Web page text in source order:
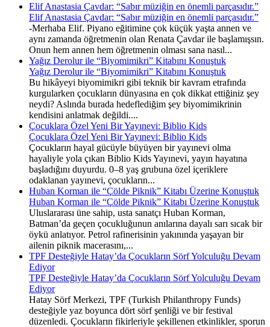
Elif Anastasia Çavdar: “Sabır müziğin en önemli parçasıdır.”
Elif Anastasia Çavdar: “Sabır müziğin en önemli parçasıdır.”
-Merhaba Elif. Piyano eğitimine çok küçük yaşta annen ve
aynı zamanda öğretmenin olan Renata Çavdar ile başlamışsın.
Onun hem annen hem öğretmenin olması sana nasıl...
Yağız Derolur ile “Biyomimikri” Kitabını Konuştuk
Yağız Derolur ile “Biyomimikri” Kitabını Konuştuk
Bu hikâyeyi biyomimikri gibi teknik bir kavram etrafında
kurgularken çocukların dünyasına en çok dikkat ettiğiniz şey
neydi? Aslında burada hedeflediğim şey biyomimikrinin
kendisini anlatmak değildi....
Çocuklara Özel Yeni Bir Yayınevi: Biblio Kids
Çocuklara Özel Yeni Bir Yayınevi: Biblio Kids
Çocukların hayal gücüyle büyüyen bir yayınevi olma
hayaliyle yola çıkan Biblio Kids Yayınevi, yayın hayatına
başladığını duyurdu. 0–8 yaş grubuna özel içeriklere
odaklanan yayınevi, çocukların...
Huban Korman ile “Çölde Piknik” Kitabı Üzerine Konuştuk
Huban Korman ile “Çölde Piknik” Kitabı Üzerine Konuştuk
Uluslararası üne sahip, usta sanatçı Huban Korman,
Batman’da geçen çocukluğunun anılarına dayalı sarı sıcak bir
öykü anlatıyor. Petrol rafinerisinin yakınında yaşayan bir
ailenin piknik macerasını,...
TPF Desteğiyle Hatay’da Çocukların Sörf Yolculuğu Devam
Ediyor
TPF Desteğiyle Hatay’da Çocukların Sörf Yolculuğu Devam
Ediyor
Hatay Sörf Merkezi, TPF (Turkish Philanthropy Funds)
desteğiyle yaz boyunca dört sörf şenliği ve bir festival
düzenledi. Çocukların fikirleriyle şekillenen etkinlikler, sporun